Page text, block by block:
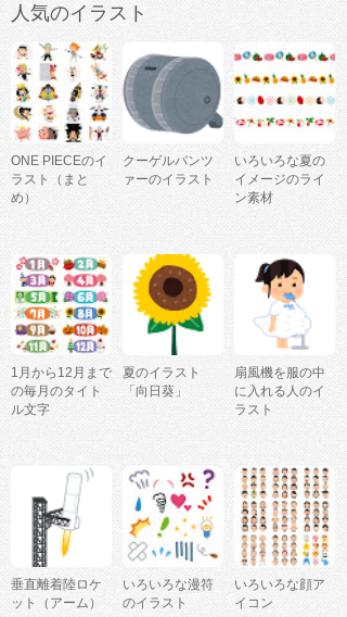
人気のイラスト
ONE PIECEのイ
ラスト（まと
め）
クーゲルパンツ
ァーのイラスト
いろいろな夏の
イメージのライ
ン素材
1月から12月まで
の毎月のタイト
ル文字
夏のイラスト
「向日葵」
扇風機を服の中
に入れる人のイ
ラスト
垂直離着陸ロケ
ット（アーム）
いろいろな漫符
のイラスト
いろいろな顔ア
イコン